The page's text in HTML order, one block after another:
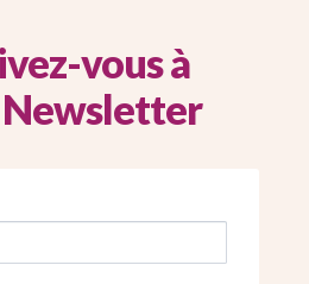
Imprimer
vous à